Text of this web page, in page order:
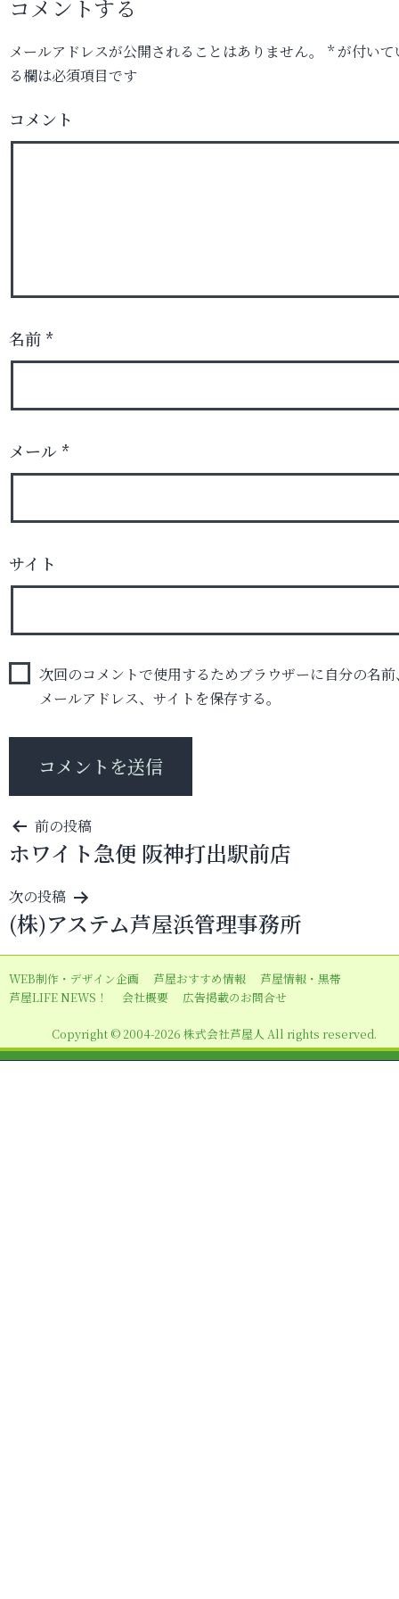
コメントする
メールアドレスが公開されることはありません。 *が付いて
る欄は必須項目です
コメント
名前 *
メール *
サイト
次回のコメントで使用するためブラウザーに自分の名前
メールアドレス、サイトを保存する。
投
稿
ナ
ビ
ゲ
ー
シ
ン
前の投稿
ホワイト急便 阪神打出駅前店
次の投稿
(株)アステム芦屋浜管理事務所
WEB制作・デザイン企画 芦屋おすすめ情報
芦屋情報・黒帯
芦屋LIFE NEWS！
会社概要 広告掲載のお問合せ
Copyright © 2004-2026 株式会社芦屋人 All rights reserved.